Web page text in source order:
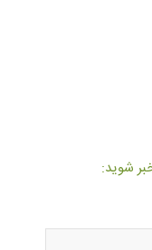
شوید: